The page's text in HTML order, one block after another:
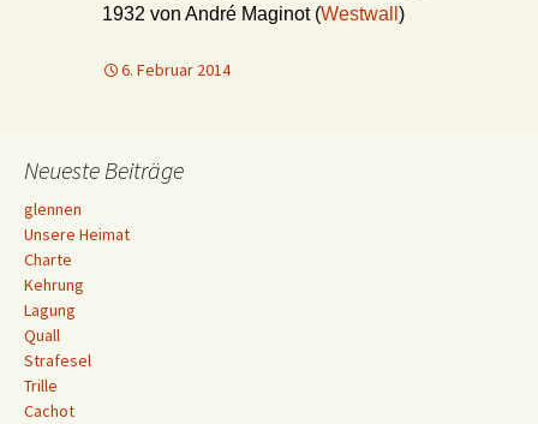
1932 von André Maginot (Westwall )
6. Februar 2014
Neueste Beiträge
glennen
Unsere Heimat
Charte
Kehrung
Lagung
Quall
Strafesel
Trille
Cachot